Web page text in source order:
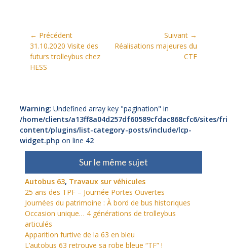
Navigation
de
l’article
← Précédent
Article
précédent:
31.10.2020 Visite des
futurs trolleybus chez
HESS
Suivant →
Article
Réalisations majeures du
CTF
Warning: Undefined array key "pagination" in
/home/clients/a13ff8a04d257df60589cfdac868cfc6/sites/
content/plugins/list-category-posts/include/lcp-
widget.php on line 42
Sur le même sujet
Autobus 63, Travaux sur véhicules
25 ans des TPF – Journée Portes Ouvertes
Journées du patrimoine : À bord de bus historiques
Occasion unique… 4 générations de trolleybus
articulés
Apparition furtive de la 63 en bleu
L’autobus 63 retrouve sa robe bleue “TF” !